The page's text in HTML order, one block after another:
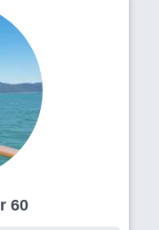
60